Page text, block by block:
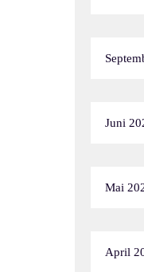
Juni
Mai
April